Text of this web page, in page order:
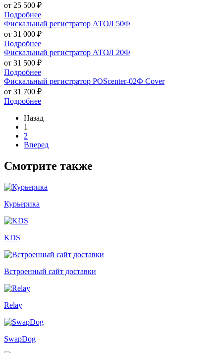
от 25 500 ₽
Подробнее
Фискальный регистратор АТОЛ 50Ф
от 31 000 ₽
Подробнее
Фискальный регистратор АТОЛ 20Ф
от 31 500 ₽
Подробнее
Фискальный регистратор POScenter-02Ф Cover
от 31 700 ₽
Подробнее
Назад
1
2
Вперед
Смотрите также
Курьерика
KDS
Встроенный сайт доставки
Relay
SwapDog